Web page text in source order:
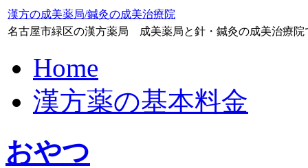
漢方の成美薬局/鍼灸の成美治療院
名古屋市緑区の漢方薬局 成美薬局と針・鍼灸の成美治療院
Home
漢方薬の基本料金
おやつ